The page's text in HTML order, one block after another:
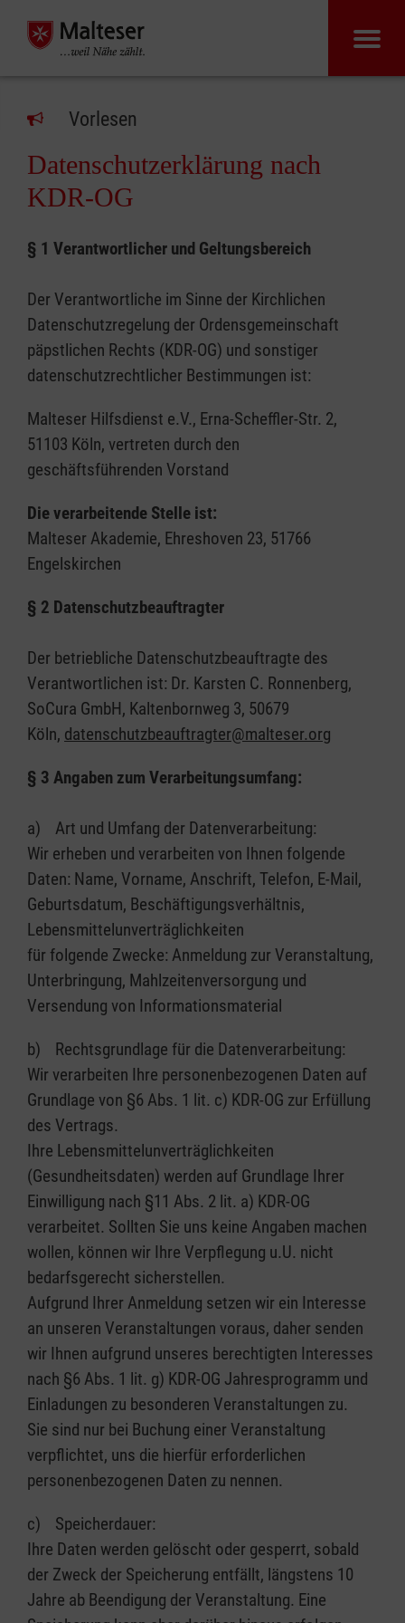
Vorlesen
Datenschutzerklärung nach
KDR-OG
§ 1 Verantwortlicher und Geltungsbereich
Der Verantwortliche im Sinne der Kirchlichen
Datenschutzregelung der Ordensgemeinschaft
päpstlichen Rechts (KDR-OG) und sonstiger
datenschutzrechtlicher Bestimmungen ist:
Malteser Hilfsdienst e.V., Erna-Scheffler-Str. 2,
51103 Köln, vertreten durch den
geschäftsführenden Vorstand
Die verarbeitende Stelle ist:
Malteser Akademie, Ehreshoven 23, 51766
Engelskirchen
§ 2 Datenschutzbeauftragter
Der betriebliche Datenschutzbeauftragte des
Verantwortlichen ist: Dr. Karsten C. Ronnenberg,
SoCura GmbH, Kaltenbornweg 3, 50679
Köln, datenschutzbeauftragter@malteser.org
§ 3 Angaben zum Verarbeitungsumfang:
a) Art und Umfang der Datenverarbeitung:
Wir erheben und verarbeiten von Ihnen folgende
Daten: Name, Vorname, Anschrift, Telefon, E-Mail,
Geburtsdatum, Beschäftigungsverhältnis,
Lebensmittelunverträglichkeiten
für folgende Zwecke: Anmeldung zur Veranstaltung,
Unterbringung, Mahlzeitenversorgung und
Versendung von Informationsmaterial
b) Rechtsgrundlage für die Datenverarbeitung:
Wir verarbeiten Ihre personenbezogenen Daten auf
Grundlage von §6 Abs. 1 lit. c) KDR-OG zur Erfüllung
des Vertrags.
Ihre Lebensmittelunverträglichkeiten
(Gesundheitsdaten) werden auf Grundlage Ihrer
Einwilligung nach §11 Abs. 2 lit. a) KDR-OG
verarbeitet. Sollten Sie uns keine Angaben machen
wollen, können wir Ihre Verpflegung u.U. nicht
bedarfsgerecht sicherstellen.
Aufgrund Ihrer Anmeldung setzen wir ein Interesse
an unseren Veranstaltungen voraus, daher senden
wir Ihnen aufgrund unseres berechtigten Interesses
nach §6 Abs. 1 lit. g) KDR-OG Jahresprogramm und
Einladungen zu besonderen Veranstaltungen zu.
Sie sind nur bei Buchung einer Veranstaltung
verpflichtet, uns die hierfür erforderlichen
personenbezogenen Daten zu nennen.
c) Speicherdauer:
Ihre Daten werden gelöscht oder gesperrt, sobald
der Zweck der Speicherung entfällt, längstens 10
Jahre ab Beendigung der Veranstaltung. Eine